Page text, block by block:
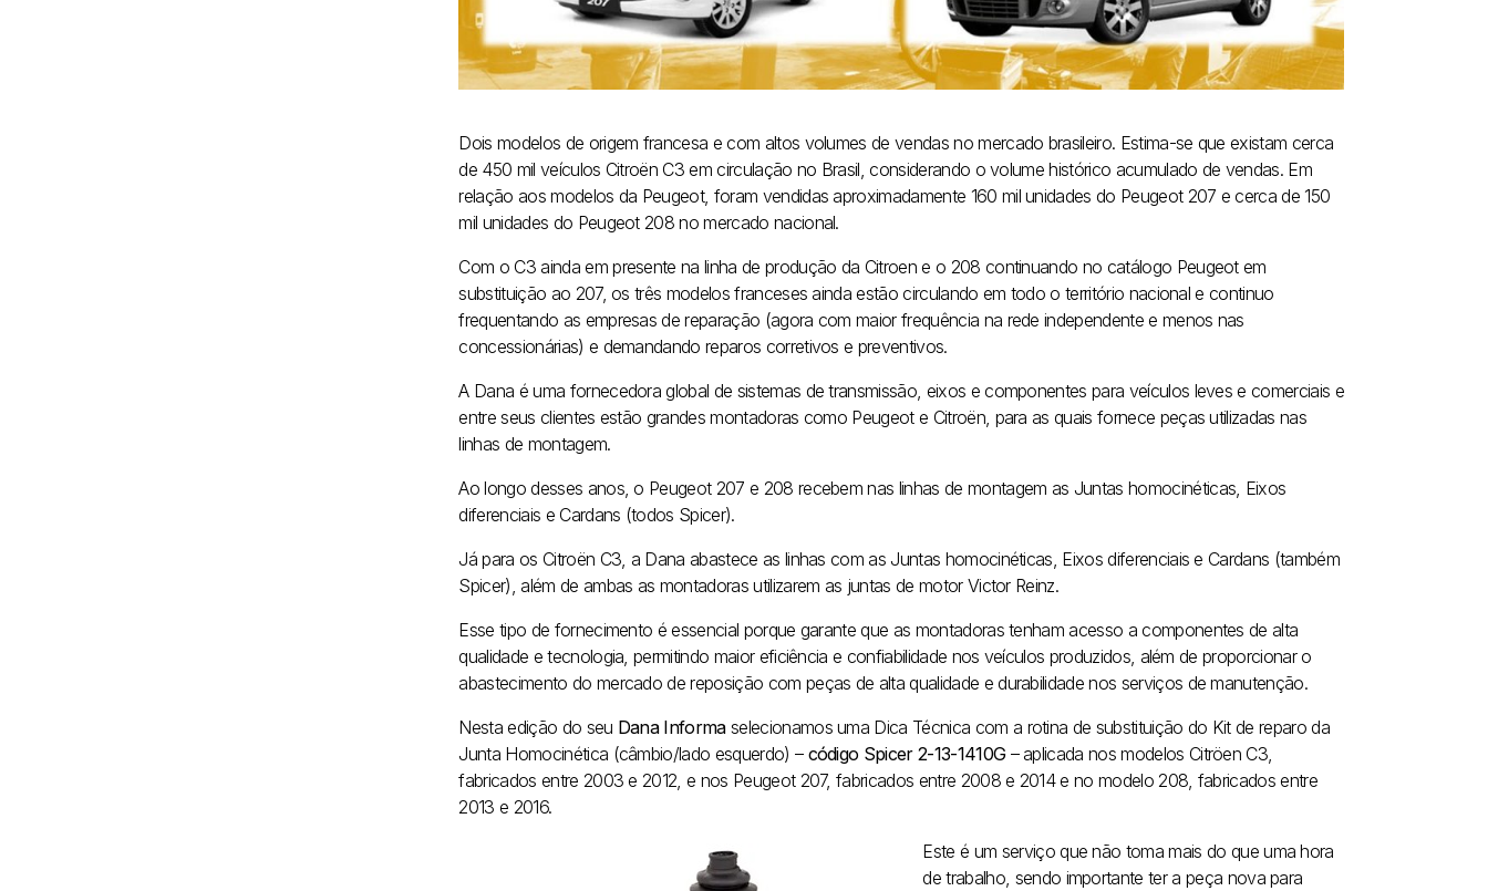
Dois modelos de origem francesa e com altos volumes de vendas no mercado brasileiro. Estima-se que existam cerca
de 450 mil veículos Citroën C3 em circulação no Brasil, considerando o volume histórico acumulado de vendas. Em
relação aos modelos da Peugeot, foram vendidas aproximadamente 160 mil unidades do Peugeot 207 e cerca de 150
mil unidades do Peugeot 208 no mercado nacional.
Com o C3 ainda em presente na linha de produção da Citroen e o 208 continuando no catálogo Peugeot em
substituição ao 207, os três modelos franceses ainda estão circulando em todo o território nacional e continuo
frequentando as empresas de reparação (agora com maior frequência na rede independente e menos nas
concessionárias) e demandando reparos corretivos e preventivos.
A Dana é uma fornecedora global de sistemas de transmissão, eixos e componentes para veículos leves e comerciais e
entre seus clientes estão grandes montadoras como Peugeot e Citroën, para as quais fornece peças utilizadas nas
linhas de montagem.
Ao longo desses anos, o Peugeot 207 e 208 recebem nas linhas de montagem as Juntas homocinéticas, Eixos
diferenciais e Cardans (todos Spicer).
Já para os Citroën C3, a Dana abastece as linhas com as Juntas homocinéticas, Eixos diferenciais e Cardans (também
Spicer), além de ambas as montadoras utilizarem as juntas de motor Victor Reinz.
Esse tipo de fornecimento é essencial porque garante que as montadoras tenham acesso a componentes de alta
qualidade e tecnologia, permitindo maior eficiência e confiabilidade nos veículos produzidos, além de proporcionar o
abastecimento do mercado de reposição com peças de alta qualidade e durabilidade nos serviços de manutenção.
Nesta edição do seu Dana Informaselecionamos uma Dica Técnica com a rotina de substituição do Kit de reparo da
Junta Homocinética (câmbio/lado esquerdo) – código Spicer 2-13-1410G – aplicada nos modelos Citröen C3,
fabricados entre 2003 e 2012, e nos Peugeot 207, fabricados entre 2008 e 2014 e no modelo 208, fabricados entre
2013 e 2016.
Este é um serviço que não toma mais do que uma hora
de trabalho, sendo importante ter a peça nova para